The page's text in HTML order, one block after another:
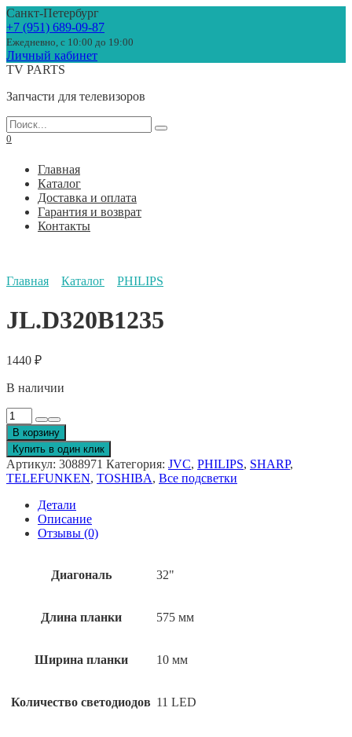
Перейти
к
содержанию
Санкт-Петербург
+7 (951) 689-09-87
Ежедневно, с 10:00 до 19:00
Личный кабинет
TV PARTS
Запчасти для телевизоров
Search
for:
0
Главная
Каталог
Доставка и оплата
Гарантия и возврат
Контакты
Главная Каталог PHILIPS
JL.D320B1235
1440 ₽
В наличии
Количество
товара
JL.D320B1235
В корзину
Купить в один клик
Артикул: 3088971 Категория: JVC, PHILIPS, SHARP,
TELEFUNKEN, TOSHIBA, Все подсветки
Детали
Описание
Отзывы (0)
Диагональ 32"
Длина планки 575 мм
Ширина планки 10 мм
Количество светодиодов 11 LED